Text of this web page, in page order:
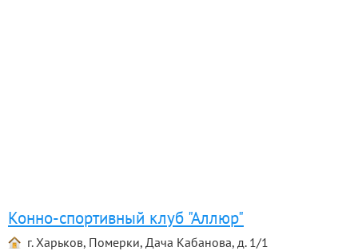
Конно-спортивный клуб "Аллюр"
г. Харьков, Померки, Дача Кабанова, д. 1/1